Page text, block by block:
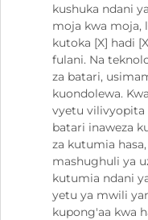
kushuka ndani
moja kwa moja,
kutoka [X] hadi
fulani. Na
za batari,
kuondolewa.
vyetu vilivyopita
batari inaweza
za kutumia
mashughuli ya
kutumia ndani
yetu ya mwili
kupong'aa kwa